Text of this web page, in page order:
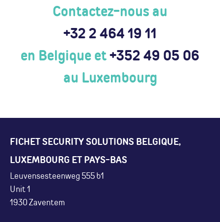
Contactez-nous au
+32 2 464 19 11
en Belgique et+352 49 05 06
au Luxembourg
FICHET SECURITY SOLUTIONS BELGIQUE,
LUXEMBOURG ET PAYS-BAS
Leuvensesteenweg 555 b1
Unit 1
1930 Zaventem